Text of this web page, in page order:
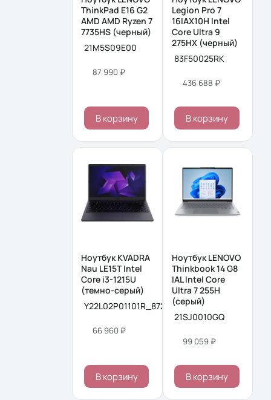
ThinkPad E16 G2
AMD AMD Ryzen 7
7735HS (черный)
21M5S09E00
87 990 ₽
В корзину
Legion Pro 7
16IAX10H Intel
Core Ultra 9
275HX (черный)
83F50025RK
436 688 ₽
В корзину
Ноутбук KVADRA
Nau LE15T Intel
Core i3-1215U
(темно-серый)
Y22L02P01101R_8723CD
66 960 ₽
В корзину
Ноутбук LENOVO
Thinkbook 14 G8
IAL Intel Core
Ultra 7 255H
(серый)
21SJ0010GQ
99 059 ₽
В корзину